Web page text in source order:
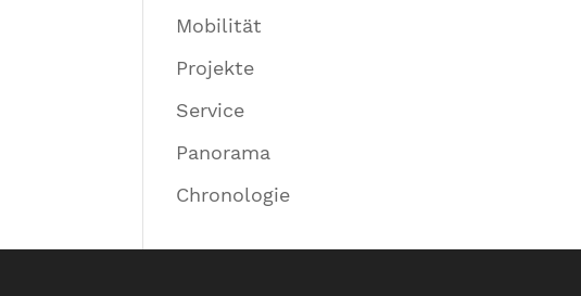
Mobilität
Projekte
Service
Panorama
Chronologie